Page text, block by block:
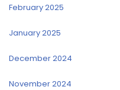
February 2025
January 2025
December 2024
November 2024